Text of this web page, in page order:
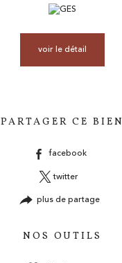
voir le détail
PARTAGER CE BIEN
facebook
twitter
plus de partage
NOS OUTILS